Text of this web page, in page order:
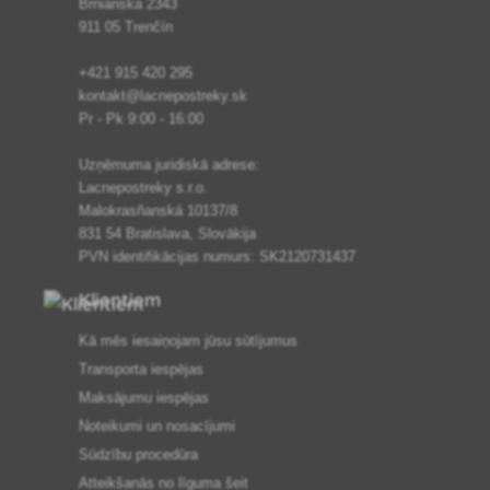
Brnianska 2343
911 05 Trenčín
+421 915 420 295
kontakt@lacnepostreky.sk
Pr - Pk 9:00 - 16:00
Uzņēmuma juridiskā adrese:
Lacnepostreky s.r.o.
Malokrasňanská 10137/8
831 54 Bratislava, Slovākija
PVN identifikācijas numurs: SK2120731437
Klientiem
Kā mēs iesaiņojam jūsu sūtījumus
Transporta iespējas
Maksājumu iespējas
Noteikumi un nosacījumi
Sūdzību procedūra
Atteikšanās no līguma šeit